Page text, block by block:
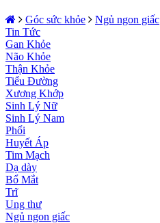
Góc sức khỏe
Ngủ ngon giấc
Tin Tức
Gan Khỏe
Não Khỏe
Thận Khỏe
Tiểu Đường
Xương Khớp
Sinh Lý Nữ
Sinh Lý Nam
Phổi
Huyết Áp
Tim Mạch
Dạ dày
Bổ Mắt
Trĩ
Ung thư
Ngủ ngon giấc